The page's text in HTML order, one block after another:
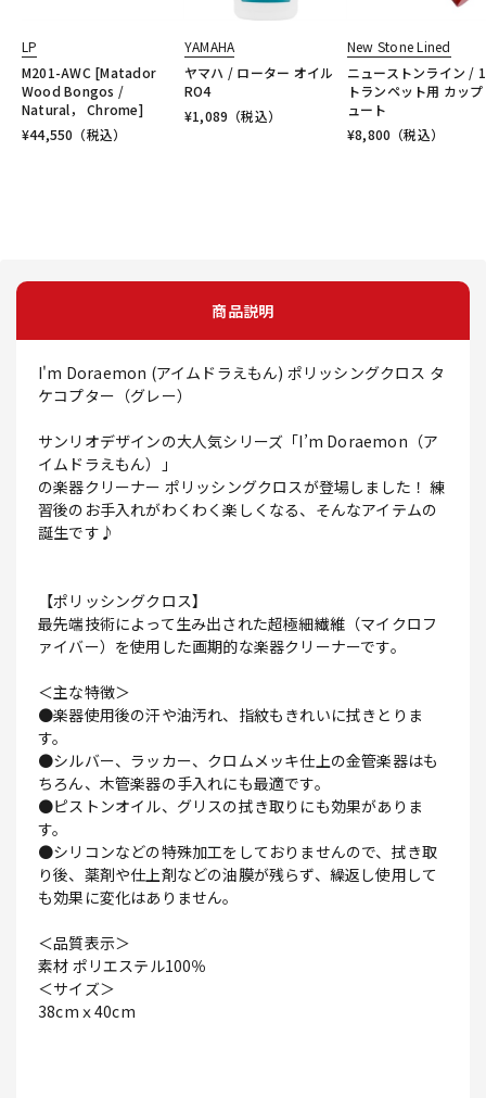
LP
M201-AWC [Matador
Wood Bongos /
Natural， Chrome]
¥44,550 （税込）
YAMAHA
ヤマハ / ローター オイル
RO4
¥1,089 （税込）
New Stone Lined
ニューストンライン /
トランペット用 カッ
ュート
¥8,800 （税込）
商品説明
I'm Doraemon (アイムドラえもん) ポリッシングクロス タ
ケコプター（グレー）
サンリオデザインの大人気シリーズ「I’m Doraemon（ア
イムドラえもん）」
の楽器クリーナー ポリッシングクロスが登場しました！ 練
習後のお手入れがわくわく楽しくなる、そんなアイテムの
誕生です♪
【ポリッシングクロス】
最先端技術によって生み出された超極細繊維（マイクロフ
ァイバー）を使用した画期的な楽器クリーナーです。
＜主な特徴＞
●楽器使用後の汗や油汚れ、指紋もきれいに拭きとりま
す。
●シルバー、ラッカー、クロムメッキ仕上の金管楽器はも
ちろん、木管楽器の手入れにも最適です。
●ピストンオイル、グリスの拭き取りにも効果がありま
す。
●シリコンなどの特殊加工をしておりませんので、拭き取
り後、薬剤や仕上剤などの油膜が残らず、繰返し使用して
も効果に変化はありません。
＜品質表示＞
素材 ポリエステル100％
＜サイズ＞
38cmｘ40cm